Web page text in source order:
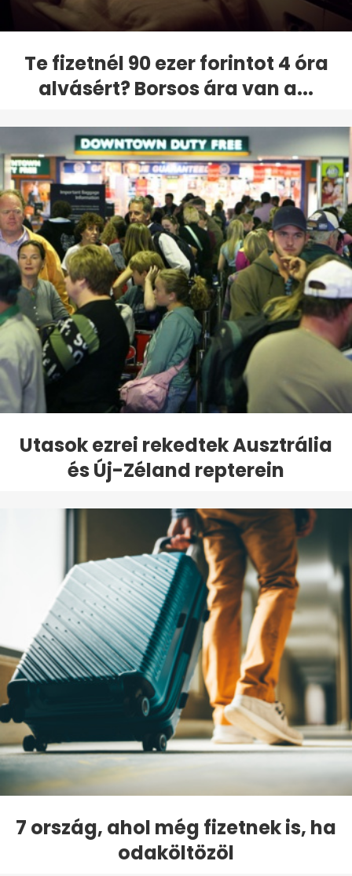
Te fizetnél 90 ezer forintot 4 óra
alvásért? Borsos ára van a...
Utasok ezrei rekedtek Ausztrália
és Új-Zéland repterein
7 ország, ahol még fizetnek is, ha
odaköltözöl